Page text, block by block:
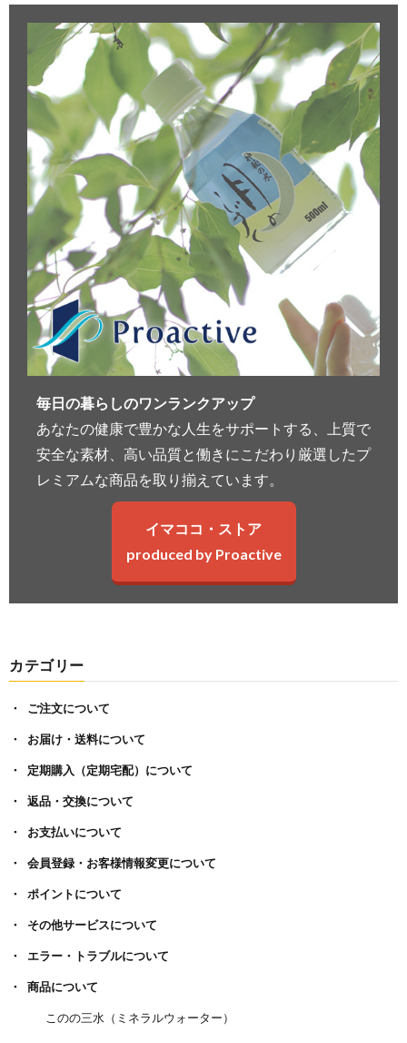
毎日の暮らしのワンランクアップ
あなたの健康で豊かな人生をサポートする、上質で
安全な素材、高い品質と働きにこだわり厳選したプ
レミアムな商品を取り揃えています。
イマココ・ストア
produced by Proactive
カテゴリー
ご注文について
お届け・送料について
定期購入（定期宅配）について
返品・交換について
お支払いについて
会員登録・お客様情報変更について
ポイントについて
その他サービスについて
エラー・トラブルについて
商品について
このの三水（ミネラルウォーター）